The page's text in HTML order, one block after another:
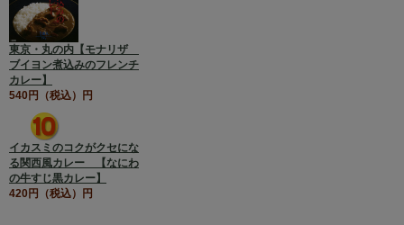
東京・丸の内【モナリザ
ブイヨン煮込みのフレンチ
カレー】
540円（税込）円
イカスミのコクがクセにな
る関西風カレー 【なにわ
の牛すじ黒カレー】
420円（税込）円